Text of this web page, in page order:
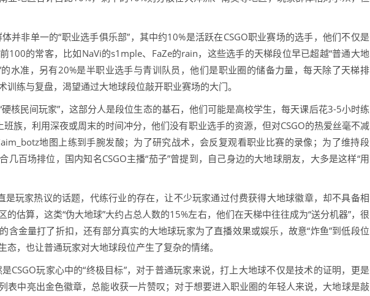
并非单一的“职业选手俱乐部”，其中约10%是活跃在CSGO职业赛场的选手，他们不仅是
100的常客，比如NaVi的s1mple、FaZe的rain，这些选手的天梯段位早已超越“普通大地
的水准，另有20%是半职业选手与青训队员，他们是职业圈的储备力量，每天除了天梯排
训练与复盘，渴望通过大地球段位敲开职业赛场的大门。
核民间玩家”，这部分人是段位生态的基石，他们可能是高校学生，每天课后花3-5小时练
族，利用深夜或周末的时间冲分，他们没有职业选手的资源，但对CSGO的热爱丝毫不减
地图上练到手腕发酸；为了研究战术，会反复观看职业比赛的录像；为了维持段
几百场排位，国内知名CSGO主播“茄子”曾提到，自己身边的大地球朋友，大多是这样“用
是玩家热议的话题，代练行业的存在，让不少玩家通过付费获得大地球徽章，却不具备相
的估算，这类“伪大地球”大约占总人数的15%左右，他们在天梯中往往成为“送分机器”，很
含金量打了折扣，还有部分真实的大地球玩家为了直播效果或娱乐，故意“炸鱼”到低段位
态，也让普通玩家对大地球段位产生了复杂的情绪。
CSGO玩家心中的“终极目标”，对于普通玩家来说，打上大地球不仅是技术的证明，更是
中亮出金色徽章，总能收获一片赞叹；对于想要进入职业圈的年轻人来说，大地球是敲